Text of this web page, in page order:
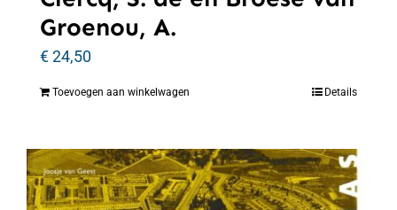
Groenou, A.
€24,50
Toevoegen aan winkelwagen Details